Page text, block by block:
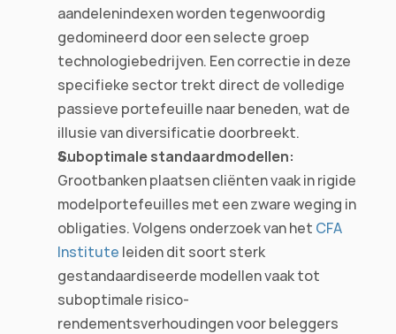
aandelenindexen worden tegenwoordig
gedomineerd door een selecte groep
technologiebedrijven. Een correctie in deze
specifieke sector trekt direct de volledige
passieve portefeuille naar beneden, wat de
illusie van diversificatie doorbreekt.
Suboptimale standaardmodellen:
Grootbanken plaatsen cliënten vaak in rigide
modelportefeuilles met een zware weging in
obligaties. Volgens onderzoek van het CFA
Institute leiden dit soort sterk
gestandaardiseerde modellen vaak tot
suboptimale risico-
rendementsverhoudingen voor beleggers